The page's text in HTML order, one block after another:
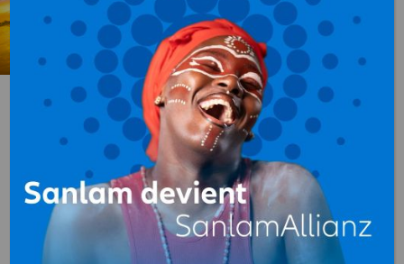
GIE (Groupement
d’Inde)
Travaux Publics, Génie
civil
B.P. 4869 Libreville
Gabon